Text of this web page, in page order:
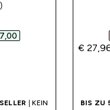
price
| KEIN
€
BIS ZU